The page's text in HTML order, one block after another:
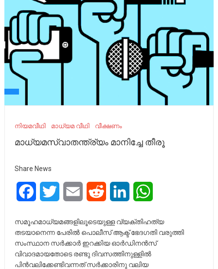
നിയമവീഥി മാധ്യമ വീഥി വീക്ഷണം
മാധ്യമസ്വാതന്ത്ര്യം മാനിച്ചേ തീരൂ
Share News
FacebookTwitter Email Reddit LinkedIn
സമൂഹമാധ്യമങ്ങളിലൂടെയുള്ള വ്യക്തിഹത്യ
തടയാനെന്ന പേരില്‍ പൊലീസ് ആക്ട് ഭേദഗതി വരുത്തി
സംസ്ഥാന സര്‍ക്കാര്‍ ഇറക്കിയ ഓര്‍ഡിനന്‍സ്
വിവാദമായതോടെ രണ്ടു ദിവസത്തിനുള്ളില്‍
പിന്‍വലിക്കേണ്ടിവന്നത് സര്‍ക്കാരിനു വലിയ